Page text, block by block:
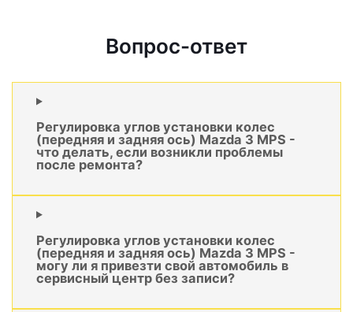
Вопрос-ответ
Регулировка углов установки колес
(передняя и задняя ось) Mazda 3 MPS -
что делать, если возникли проблемы
после ремонта?
Регулировка углов установки колес
(передняя и задняя ось) Mazda 3 MPS -
могу ли я привезти свой автомобиль в
сервисный центр без записи?